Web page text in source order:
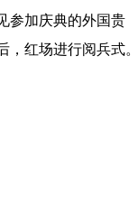
参加庆典的外国贵
红场进行阅兵式。